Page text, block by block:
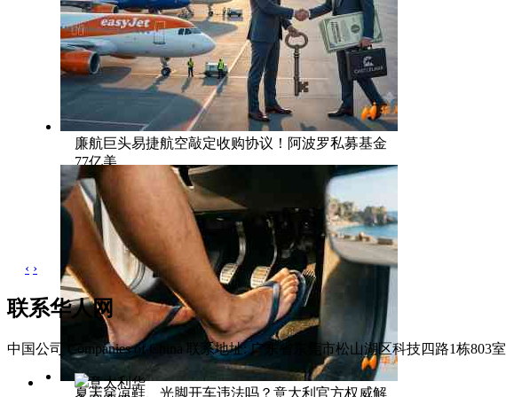
廉航巨头易捷航空敲定收购协议！阿波罗私募基金
77亿美
夏天穿凉鞋、光脚开车违法吗？意大利官方权威解
‹ ›
联系华人网
中国公司 Companies of China 联系地址: 广东省东莞市松山湖区科技四路1栋803室
意大利华